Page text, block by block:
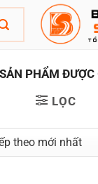
SẢN PHẨM ĐƯỢC
LỌC